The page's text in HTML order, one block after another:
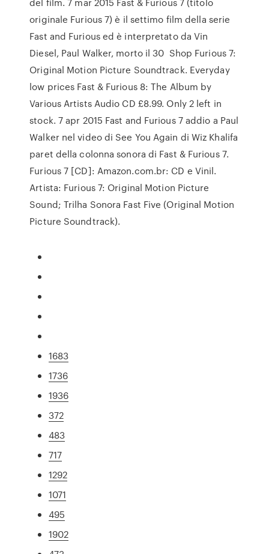
originale Furious 7) è il settimo film della serie
Fast and Furious ed è interpretato da Vin
Diesel, Paul Walker, morto il 30 Shop Furious 7:
Original Motion Picture Soundtrack. Everyday
low prices Fast & Furious 8: The Album by
Various Artists Audio CD £8.99. Only 2 left in
stock. 7 apr 2015 Fast and Furious 7 addio a Paul
Walker nel video di See You Again di Wiz Khalifa
paret della colonna sonora di Fast & Furious 7.
Furious 7 [CD]: Amazon.com.br: CD e Vinil.
Artista: Furious 7: Original Motion Picture
Sound; Trilha Sonora Fast Five (Original Motion
Picture Soundtrack).
1683
1736
1936
372
483
717
1292
1071
495
1902